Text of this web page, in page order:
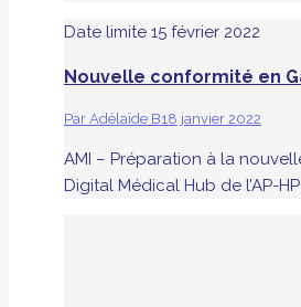
Date limite 15 février 2022
Nouvelle conformité en
Par Adélaïde B18 janvier 2022
AMI – Préparation à la
Digital Médical Hub de l’AP-